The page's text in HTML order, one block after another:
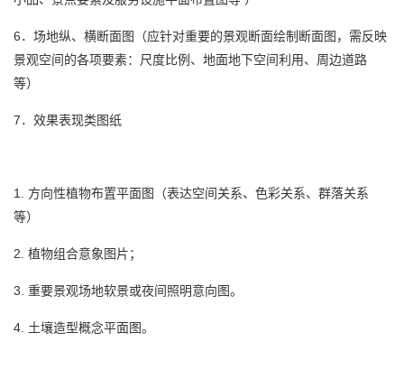
6．场地纵、横断面图（应针对重要的景观断面绘制断面图，需反映
景观空间的各项要素：尺度比例、地面地下空间利用、周边道路
等）
7．效果表现类图纸
1. 方向性植物布置平面图（表达空间关系、色彩关系、群落关系
等）
2. 植物组合意象图片；
3. 重要景观场地软景或夜间照明意向图。
4. 土壤造型概念平面图。